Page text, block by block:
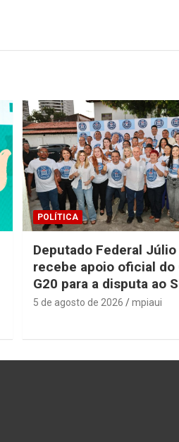
POLÍTICA
Deputado Federal Júlio
recebe apoio oficial do
G20 para a disputa ao
5 de agosto de 2026 mpiaui